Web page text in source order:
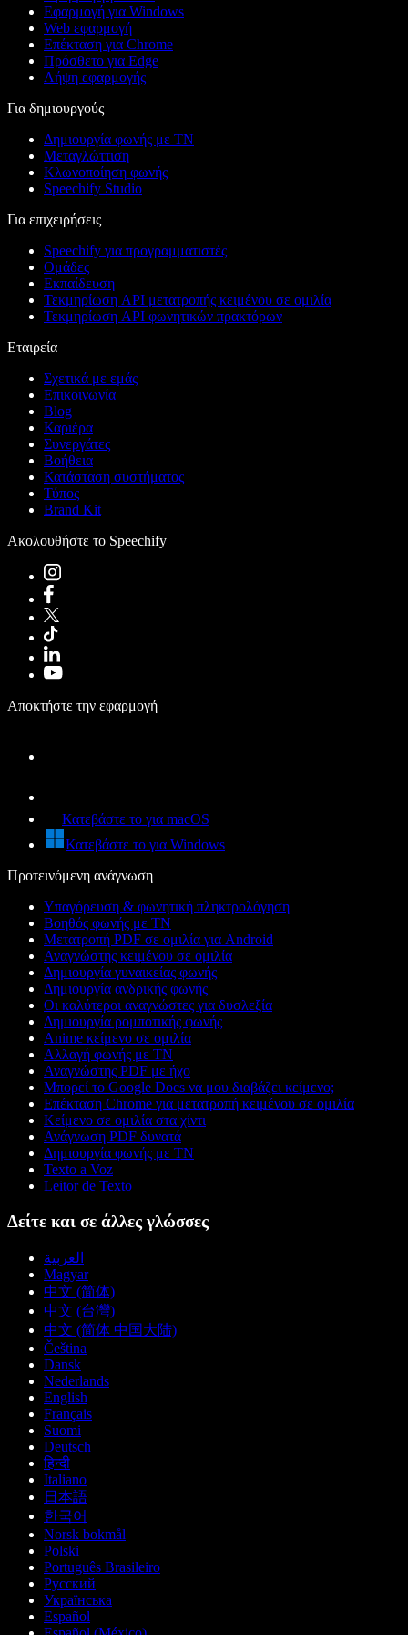
Εφαρμογή για Windows
Web εφαρμογή
Επέκταση για Chrome
Πρόσθετο για Edge
Λήψη εφαρμογής
Για δημιουργούς
Δημιουργία φωνής με ΤΝ
Μεταγλώττιση
Κλωνοποίηση φωνής
Speechify Studio
Για επιχειρήσεις
Speechify για προγραμματιστές
Ομάδες
Εκπαίδευση
Τεκμηρίωση API μετατροπής κειμένου σε ομιλία
Τεκμηρίωση API φωνητικών πρακτόρων
Εταιρεία
Σχετικά με εμάς
Επικοινωνία
Blog
Καριέρα
Συνεργάτες
Βοήθεια
Κατάσταση συστήματος
Τύπος
Brand Kit
Ακολουθήστε το Speechify
Αποκτήστε την εφαρμογή
Κατεβάστε το για macOS
Κατεβάστε το για Windows
Προτεινόμενη ανάγνωση
Υπαγόρευση & φωνητική πληκτρολόγηση
Βοηθός φωνής με ΤΝ
Μετατροπή PDF σε ομιλία για Android
Αναγνώστης κειμένου σε ομιλία
Δημιουργία γυναικείας φωνής
Δημιουργία ανδρικής φωνής
Οι καλύτεροι αναγνώστες για δυσλεξία
Δημιουργία ρομποτικής φωνής
Anime κείμενο σε ομιλία
Αλλαγή φωνής με ΤΝ
Αναγνώστης PDF με ήχο
Μπορεί το Google Docs να μου διαβάζει κείμενο;
Επέκταση Chrome για μετατροπή κειμένου σε ομιλία
Κείμενο σε ομιλία στα χίντι
Ανάγνωση PDF δυνατά
Δημιουργία φωνής με ΤΝ
Texto a Voz
Leitor de Texto
Δείτε και σε άλλες γλώσσες
العربية
Magyar
中文 (简体)
中文 (台灣)
中文 (简体 中国大陆)
Čeština
Dansk
Nederlands
English
Français
Suomi
Deutsch
हिन्दी
Italiano
日本語
한국어
Norsk bokmål
Polski
Português Brasileiro
Русский
Українська
Español